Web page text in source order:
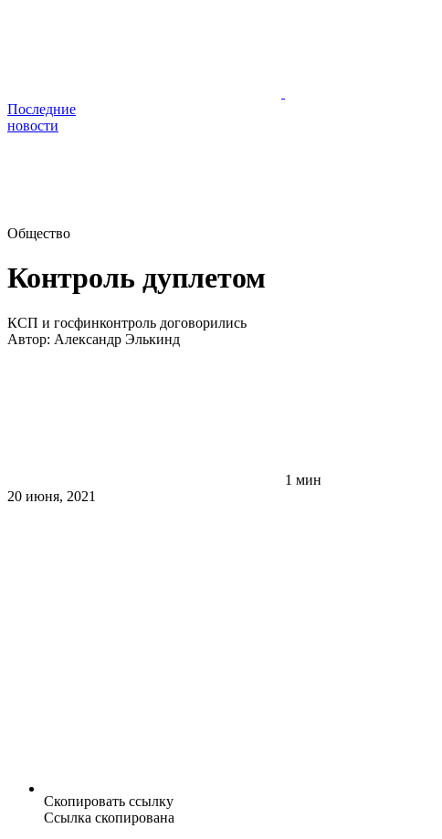
Последние
новости
Общество
Контроль дуплетом
КСП и госфинконтроль договорились
Автор: Александр Элькинд
1 мин
20 июня, 2021
Скопировать ссылку
Ссылка скопирована